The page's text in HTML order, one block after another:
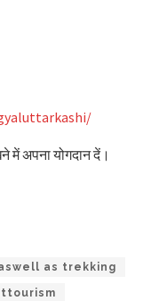
में अपना योगदान दें।
as trekking